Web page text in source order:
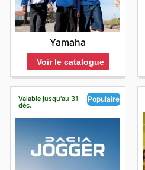
Yamaha
Voir le catalogue
Valable jusqu'au 31
déc.
Populaire